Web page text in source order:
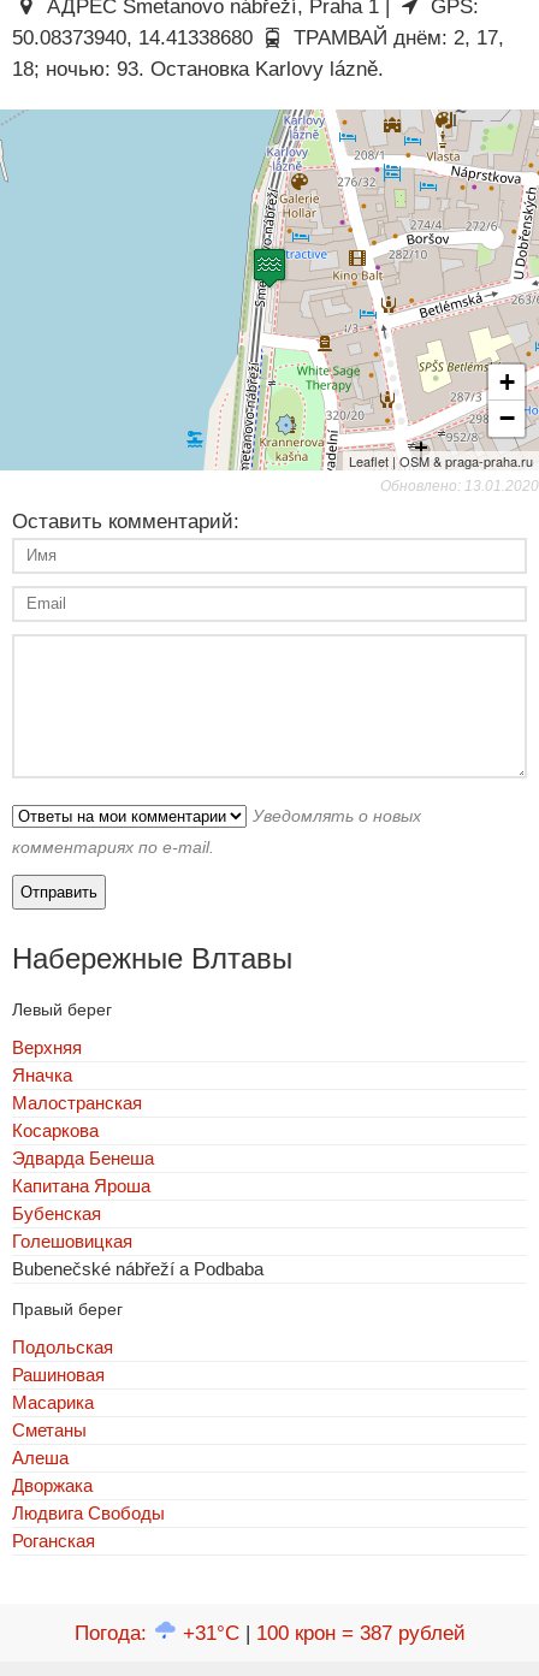
АДРЕС Smetanovo nábřeží, Praha 1 |
GPS:
50.08373940, 14.41338680
ТРАМВАЙ днём: 2, 17,
18; ночью: 93. Остановка Karlovy lázně.
+
−
Leaflet | OSM & praga-praha.ru
Обновлено: 13.01.2020
Оставить комментарий:
Уведомлять о новых
комментариях по e-mail.
Набережные Влтавы
Левый берег
Верхняя
Яначка
Малостранская
Косаркова
Эдварда Бенеша
Капитана Яроша
Бубенская
Голешовицкая
Bubenečské nábřeží a Podbaba
Правый берег
Подольская
Рашиновая
Масарика
Сметаны
Алеша
Дворжака
Людвига Свободы
Роганская
Погода: +31°C| 100 крон = 387 рублей